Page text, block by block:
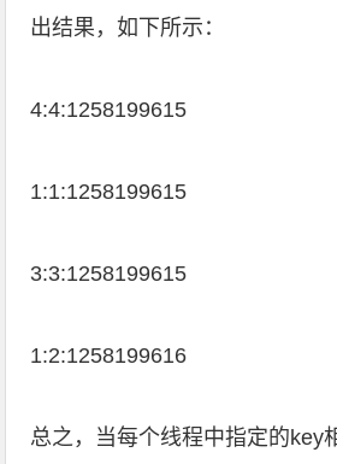
出结果，如下所示：
4:4:1258199615
1:1:1258199615
3:3:1258199615
1:2:1258199616
总之，当每个线程中指定的key